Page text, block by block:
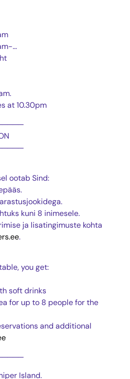
…
at 10.30pm
ootab Sind:
kuni 8 inimesele.
ja lisatingimuste kohta
.
you get:
soft drinks
for up to 8 people for the
and additional
Island.